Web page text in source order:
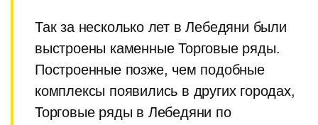
Так за несколько лет в Лебедяни были
выстроены каменные Торговые ряды.
Построенные позже, чем подобные
комплексы появились в других городах,
Торговые ряды в Лебедяни по